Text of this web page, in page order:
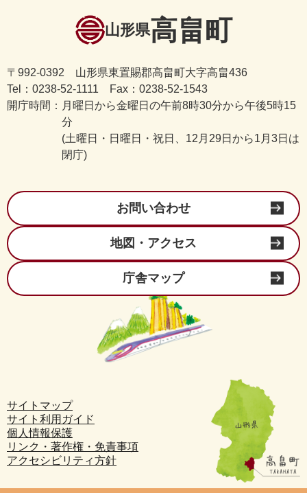
山形県高畠町
〒992-0392 山形県東置賜郡高畠町大字高畠436
Tel：0238-52-1111 Fax：0238-52-1543
開庁時間： 月曜日から金曜日の午前8時30分から午後5時15
分
(土曜日・日曜日・祝日、12月29日から1月3日は
閉庁)
お問い合わせ
地図・アクセス
庁舎マップ
サイトマップ
サイト利用ガイド
個人情報保護
リンク・著作権・免責事項
アクセシビリティ方針